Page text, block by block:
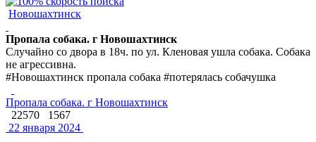
Новошахтинск
Пропала собака. г Новошахтинск
Случайно со двора в 18ч. по ул. Кленовая ушла собака. Собака
не агрессивна.
#Новошахтинск пропала собака #потерялась собачушка
Пропала собака. г Новошахтинск
22570
1567
22 января 2024